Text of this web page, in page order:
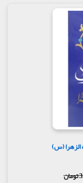
الزهرا (س)